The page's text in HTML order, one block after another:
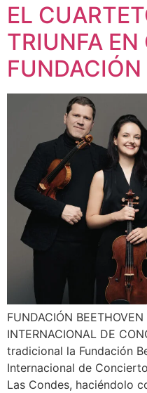
EL
TRIUNFA
FUNDACIÓN
INTERNACIONAL DE
tradicional la Fundación
Internacional de
Las Condes, haciéndolo